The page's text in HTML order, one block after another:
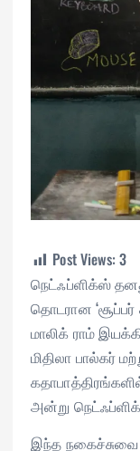
Post Views: 3
நெட்ஃப்ளிக்ஸ்
தொடரான ‘சூப்பர்
மாலிக் ராம்
மிதிலா பால்கர்
அன்று
இந்த நகைச்சுவை